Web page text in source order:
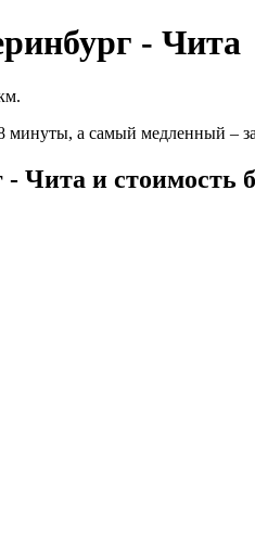
- Чита
а самый медленный –
- Чита и стоимость